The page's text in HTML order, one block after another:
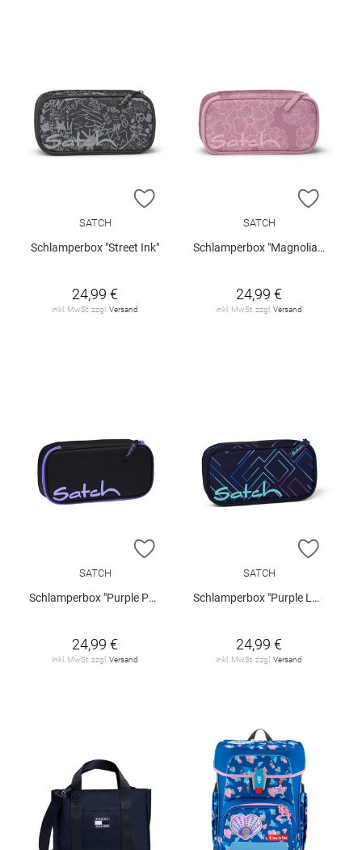
ZUR WUNSCHLISTE HINZUFÜGEN
SATCH
Schlamperbox "Street Ink"
24,99 €
inkl. MwSt. zzgl. Versand
ZUR
SATCH
Schlamperbox "Magnolia Dream"
24,99 €
inkl. MwSt. zzgl. Versand
ZUR WUNSCHLISTE HINZUFÜGEN
SATCH
Schlamperbox "Purple Phantom"
24,99 €
inkl. MwSt. zzgl. Versand
ZUR
SATCH
Schlamperbox "Purple Laser"
24,99 €
inkl. MwSt. zzgl. Versand